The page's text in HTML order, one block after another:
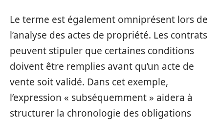
Le terme est également omniprésent lors de
l’analyse des actes de propriété. Les contrats
peuvent stipuler que certaines conditions
doivent être remplies avant qu’un acte de
vente soit validé. Dans cet exemple,
l’expression « subséquemment » aidera à
structurer la chronologie des obligations